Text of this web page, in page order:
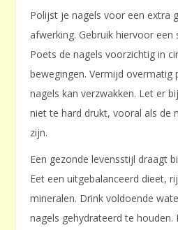
Polijst je nagels voor een extra
afwerking. Gebruik hiervoor een
Poets de nagels voorzichtig in
bewegingen. Vermijd
nagels kan verzwakken. Let er
niet te hard drukt, vooral als de
zijn.
Een gezonde levensstijl draagt
Eet een uitgebalanceerd dieet,
mineralen. Drink voldoende
nagels gehydrateerd te houden.